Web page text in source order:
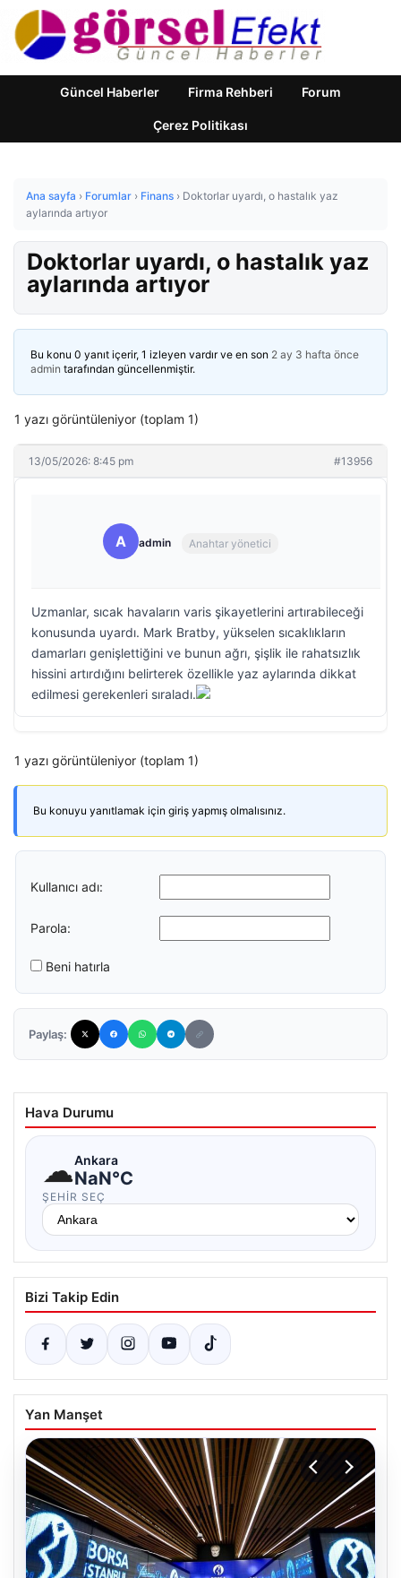
Güncel Haberler Firma Rehberi Forum
Çerez Politikası
Ana sayfa › Forumlar › Finans › Doktorlar uyardı, o hastalık yaz
aylarında artıyor
Doktorlar uyardı, o hastalık yaz
aylarında artıyor
Bu konu 0 yanıt içerir, 1 izleyen vardır ve en son 2 ay 3 hafta önce
admin tarafından güncellenmiştir.
1 yazı görüntüleniyor (toplam 1)
13/05/2026: 8:45 pm #13956
A admin Anahtar yönetici
Uzmanlar, sıcak havaların varis şikayetlerini artırabileceği
konusunda uyardı. Mark Bratby, yükselen sıcaklıkların
damarları genişlettiğini ve bunun ağrı, şişlik ile rahatsızlık
hissini artırdığını belirterek özellikle yaz aylarında dikkat
edilmesi gerekenleri sıraladı.
1 yazı görüntüleniyor (toplam 1)
Bu konuyu yanıtlamak için giriş yapmış olmalısınız.
Kullanıcı adı:
Parola:
Beni hatırla
Paylaş:
Hava Durumu
☁Ankara
NaN°C
ŞEHIR SEÇ
Bizi Takip Edin
Yan Manşet